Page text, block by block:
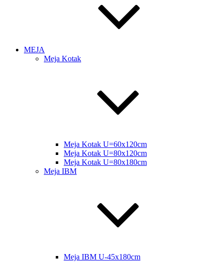
MEJA
Meja Kotak
Meja Kotak U=60x120cm
Meja Kotak U=80x120cm
Meja Kotak U=80x180cm
Meja IBM
Meja IBM U-45x180cm